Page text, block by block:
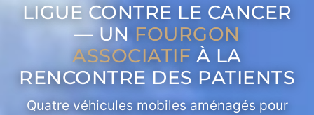
LIGUE CONTRE LE CANCER
— UN FOURGON
ASSOCIATIF À LA
RENCONTRE DES PATIENTS
Quatre véhicules mobiles aménagés pour